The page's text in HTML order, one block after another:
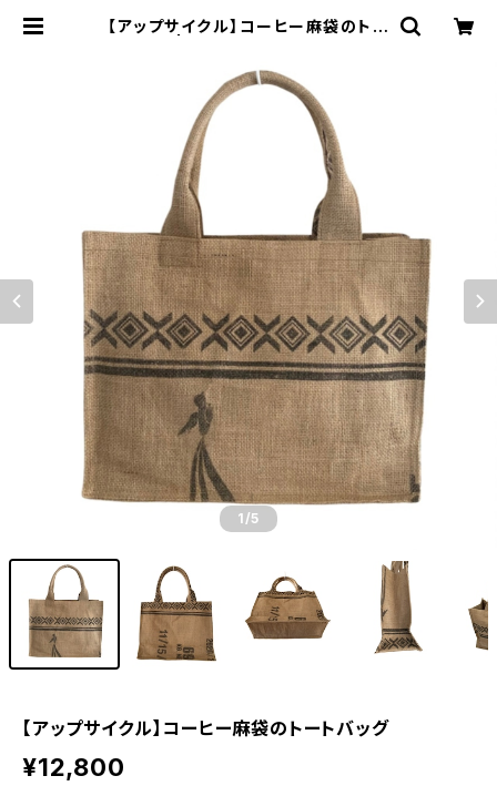
【アップサイクル】コーヒー麻袋のトー
1 /5
【アップサイクル】コーヒー麻袋のトートバッグ
¥12,800